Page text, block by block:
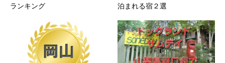
ランキング
泊まれる宿２選